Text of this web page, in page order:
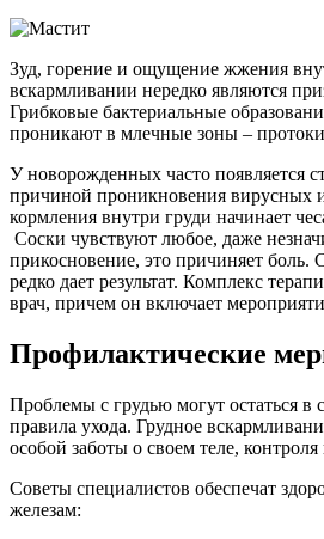
Зуд, горение и ощущение жжения
вскармливании нередко являются
Грибковые бактериальные
проникают в млечные зоны –
У новорожденных часто появляется
причиной проникновения вирусных
кормления внутри груди начинает
Соски чувствуют любое, даже
прикосновение, это причиняет боль.
редко дает результат. Комплекс
врач, причем он включает
Профилактические
Проблемы с грудью могут остаться в
правила ухода. Грудное
особой заботы о своем теле,
Советы специалистов обеспечат
железам: